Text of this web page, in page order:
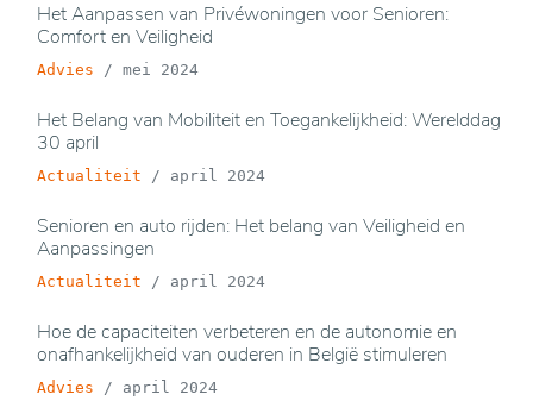
Het Aanpassen van Privéwoningen voor Senioren:
Comfort en Veiligheid
Advies / mei 2024
Het Belang van Mobiliteit en Toegankelijkheid: Werelddag
30 april
Actualiteit / april 2024
Senioren en auto rijden: Het belang van Veiligheid en
Aanpassingen
Actualiteit / april 2024
Hoe de capaciteiten verbeteren en de autonomie en
onafhankelijkheid van ouderen in België stimuleren
Advies / april 2024